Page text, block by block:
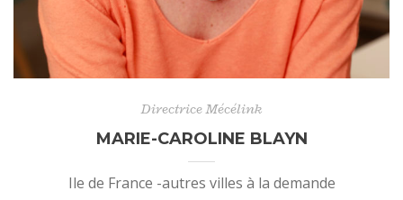
Directrice Mécélink
MARIE-CAROLINE BLAYN
Ile de France -autres villes à la demande